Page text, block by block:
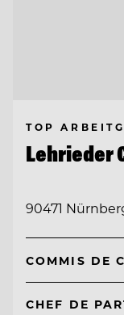
TOP
Lehrieder
90471
COMMIS DE
CHEF DE